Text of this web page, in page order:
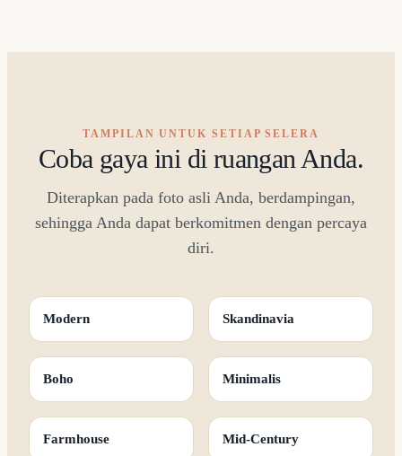
TAMPILAN UNTUK SETIAP SELERA
Coba gaya ini di ruangan Anda.
Diterapkan pada foto asli Anda, berdampingan,
sehingga Anda dapat berkomitmen dengan percaya
diri.
Modern Skandinavia
Boho Minimalis
Farmhouse Mid-Century